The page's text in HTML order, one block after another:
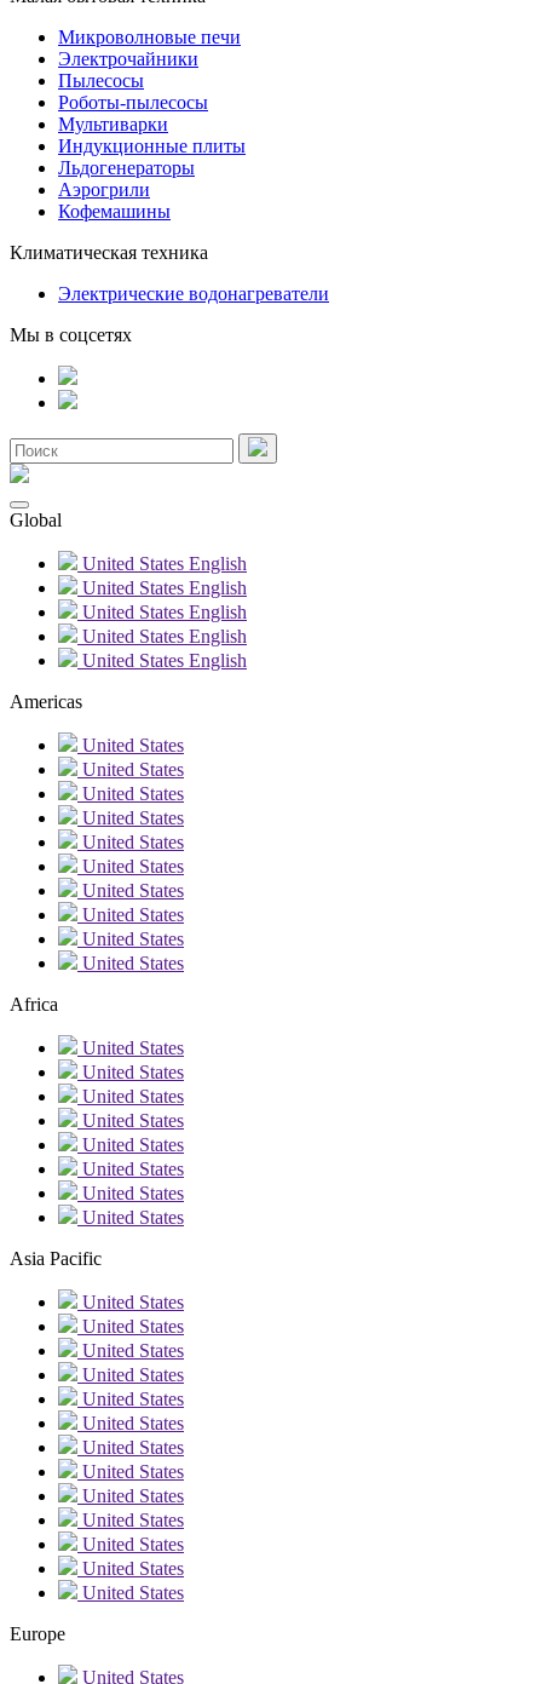
Микроволновые печи
Электрочайники
Пылесосы
Роботы-пылесосы
Мультиварки
Индукционные плиты
Льдогенераторы
Аэрогрили
Кофемашины
Климатическая техника
Электрические водонагреватели
Мы в соцсетях
Global
United States English
United States English
United States English
United States English
United States English
Americas
United States
United States
United States
United States
United States
United States
United States
United States
United States
United States
Africa
United States
United States
United States
United States
United States
United States
United States
United States
Asia Pacific
United States
United States
United States
United States
United States
United States
United States
United States
United States
United States
United States
United States
United States
Europe
United States